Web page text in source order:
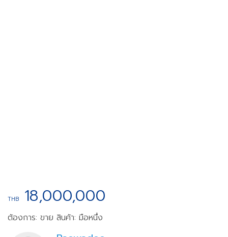
THB 18,000,000
ต้องการ: ขาย สินค้า: มือหนึ่ง